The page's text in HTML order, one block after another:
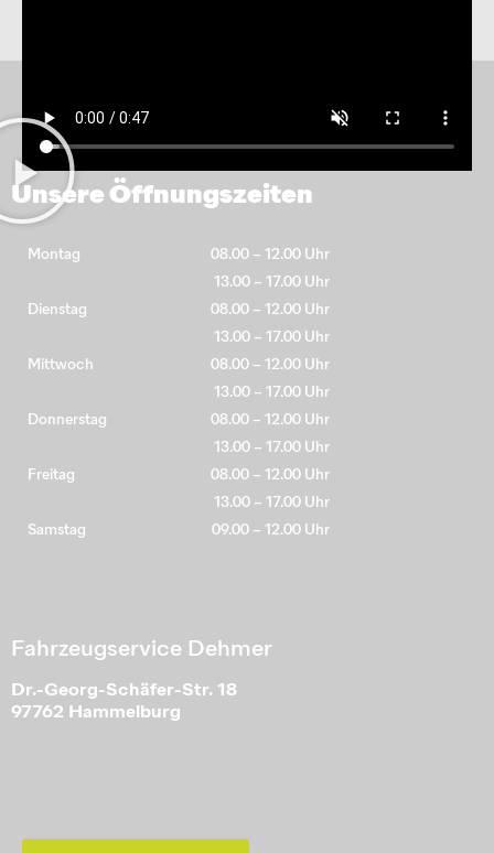
Unsere Öffnungszeiten
Montag
Dienstag
Mittwoch
Donnerstag
Freitag
Samstag
08.00 – 12.00 Uhr
13.00 – 17.00 Uhr
08.00 – 12.00 Uhr
13.00 – 17.00 Uhr
08.00 – 12.00 Uhr
13.00 – 17.00 Uhr
08.00 – 12.00 Uhr
13.00 – 17.00 Uhr
08.00 – 12.00 Uhr
13.00 – 17.00 Uhr
09.00 – 12.00 Uhr
Fahrzeugservice Dehmer
Dr.-Georg-Schäfer-Str. 18
97762 Hammelburg